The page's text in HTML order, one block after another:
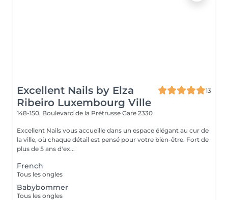
Excellent Nails by Elza
Ribeiro Luxembourg Ville
13
148-150, Boulevard de la Prétrusse Gare 2330
Excellent Nails vous accueille dans un espace élégant au cur de
la ville, où chaque détail est pensé pour votre bien-être. Fort de
plus de 5 ans d'ex...
French
Tous les ongles
Babybommer
Tous les ongles